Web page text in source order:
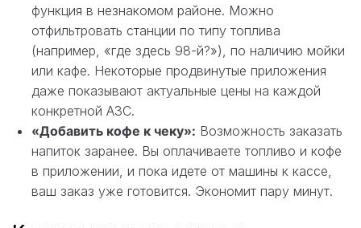
функция в незнакомом районе. Можно
отфильтровать станции по типу топлива
(например, «где здесь 98-й?»), по наличию мойки
или кафе. Некоторые продвинутые приложения
даже показывают актуальные цены на каждой
конкретной АЗС.
«Добавить кофе к чеку»: Возможность заказать
напиток заранее. Вы оплачиваете топливо и кофе
в приложении, и пока идете от машины к кассе,
ваш заказ уже готовится. Экономит пару минут.